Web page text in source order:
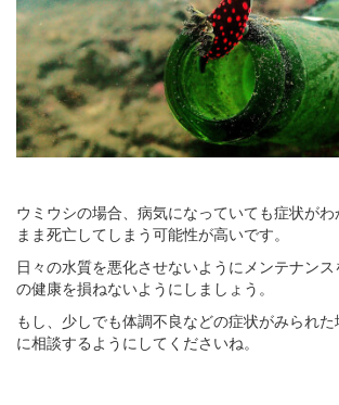
ウミウシの場合、病気になっていても症状が
まま死亡してしまう可能性が高いです。
日々の水質を悪化させないようにメンテナン
の健康を損ねないようにしましょう。
もし、少しでも体調不良などの症状がみられ
に相談するようにしてくださいね。